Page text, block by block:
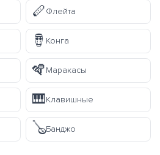
🪈Флейта
🪘 Конга
🪇Маракасы
🎹Клавишные
🪕Банджо